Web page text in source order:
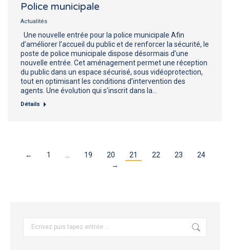
Police municipale
Actualités
Une nouvelle entrée pour la police municipale Afin
d’améliorer l’accueil du public et de renforcer la sécurité, le
poste de police municipale dispose désormais d’une
nouvelle entrée. Cet aménagement permet une réception
du public dans un espace sécurisé, sous vidéoprotection,
tout en optimisant les conditions d’intervention des
agents. Une évolution qui s’inscrit dans la…
Détails
← 1 19 20 21 22 23
24
→